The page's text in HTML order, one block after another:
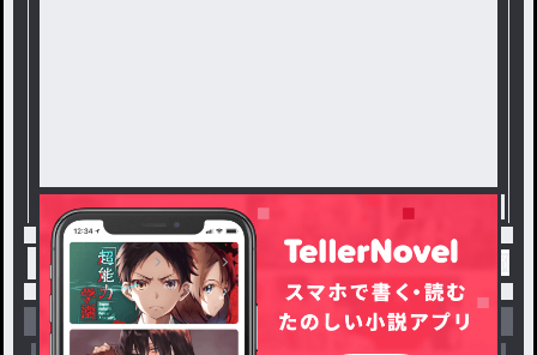
トップ BL 穴に入りたい / 狐雪＠桜月＠無期限